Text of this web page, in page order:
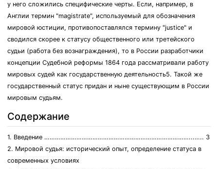
у него сложились специфические черты. Если, например, в
Англии термин "magistrate", используемый для обозначения
мировой юстиции, противопоставлялся термину "justice" и
сводился скорее к статусу общественного или третейского
судьи (работа без вознаграждения), то в России разработчики
концепции Судебной реформы 1864 года рассматривали работу
мировых судей как государственную деятельность5. Такой же
государственный статус придан и ныне существующим в России
мировым судьям.
Содержание
1. Введение ………………………………………………………………………...….. 3
2. Мировой судья: исторический опыт, определение статуса в
современных условиях